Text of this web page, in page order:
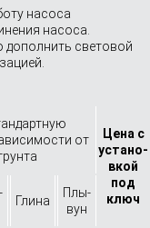
насоса
насоса.
световой
от
Цена с
устано­
вкой
под
ключ
Глина
Плы­
вун